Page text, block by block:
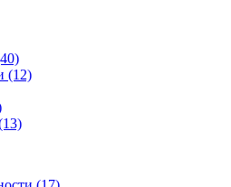
(12)